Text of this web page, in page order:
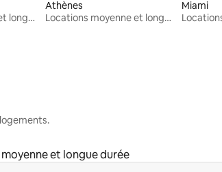
Locations moyenne et longue durée
Athènes
Locations moyenne et longue durée
Miami
et longue durée